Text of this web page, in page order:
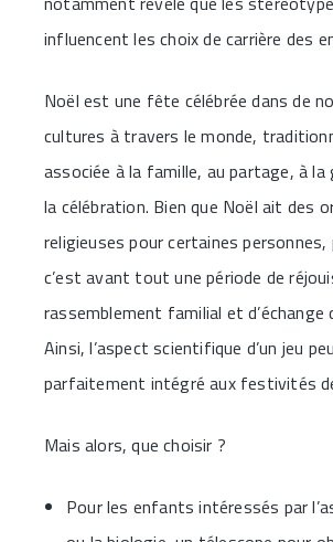
influencent les choix de carrière des
Noël est une fête célébrée dans de
cultures à travers le monde,
associée à la famille, au partage, à
la célébration. Bien que Noël ait des
religieuses pour certaines personnes,
c’est avant tout une période de
rassemblement familial et d’échange
Ainsi, l’aspect scientifique d’un jeu
parfaitement intégré aux festivités
Mais alors, que choisir ?
Pour les enfants intéressés par